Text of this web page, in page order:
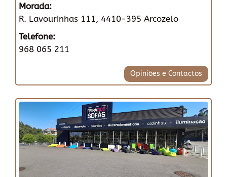
Morada:
R. Lavourinhas 111, 4410-395 Arcozelo
Telefone:
968 065 211
Opiniões e Contactos